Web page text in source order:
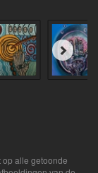
op alle getoonde